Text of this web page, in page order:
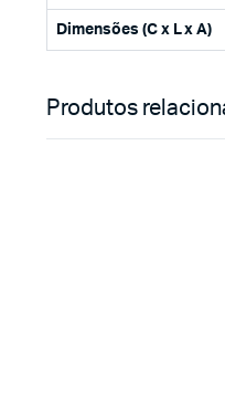
Dimensões (C x L x A)
Produtos